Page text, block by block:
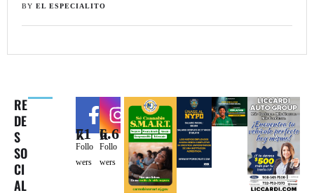
BY EL ESPECIALITO
RE
DE
S
SO
CI
AL
71k
Follo
wers
6.6k
Follo
wers